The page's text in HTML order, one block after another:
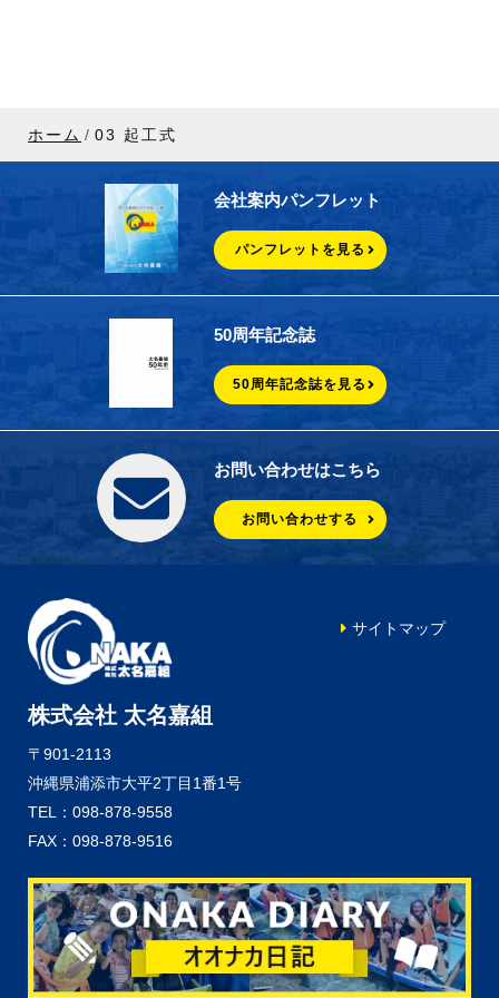
ホーム 03 起工式
会社案内パンフレット
パンフレットを見る
50周年記念誌
50周年記念誌を見る
お問い合わせはこちら
お問い合わせする
株式会社 太名嘉組
〒901-2113
沖縄県浦添市大平2丁目1番1号
TEL：098-878-9558
FAX：098-878-9516
サイトマップ